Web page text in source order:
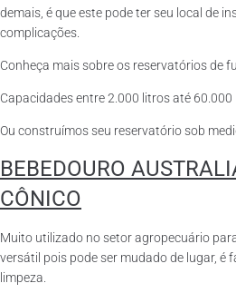
demais, é que este pode ter seu local de
complicações.
Conheça mais sobre os reservatórios de
Capacidades entre 2.000 litros até 60.000
Ou construímos seu reservatório sob
BEBEDOURO
CÔNICO
Muito utilizado no setor agropecuário
versátil pois pode ser mudado de lugar, é
limpeza.